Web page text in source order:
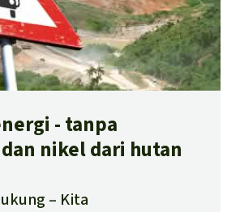
­- tanpa
nikel dari hutan
Kita